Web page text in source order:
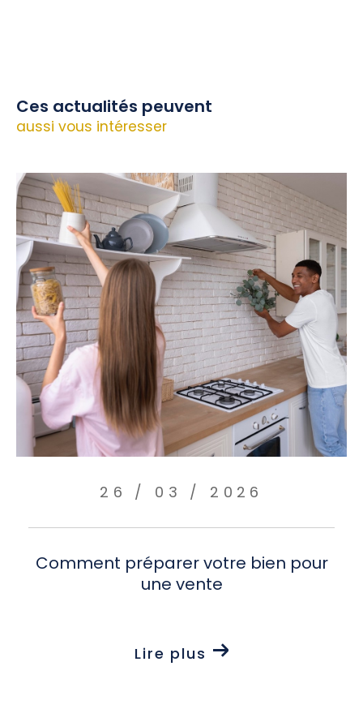
Ces actualités peuvent
aussi vous intéresser
26 / 03 / 2026
Comment préparer votre bien pour
une vente
Lire plus